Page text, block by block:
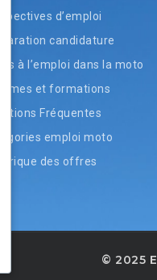
d’emploi
candidature
à l’emploi dans la moto
et formations
Fréquentes
emploi moto
des offres
© 2025